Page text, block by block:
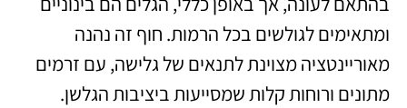
ומתאימים לגולשים בכל הרמות. חוף זה נהנה
מאוריינטציה מצוינת לתנאים של גלישה, עם זרמים
מתונים ורוחות קלות שמסייעות ביציבות הגלשן.